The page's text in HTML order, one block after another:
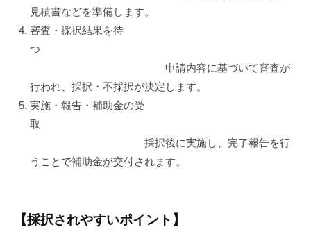
見積書などを準備します。
審査・採択結果を待
つ
申請内容に基づいて審査が
行われ、採択・不採択が決定します。
実施・報告・補助金の受
取
採択後に実施し、完了報告を行
うことで補助金が交付されます。
【採択されやすいポイント】